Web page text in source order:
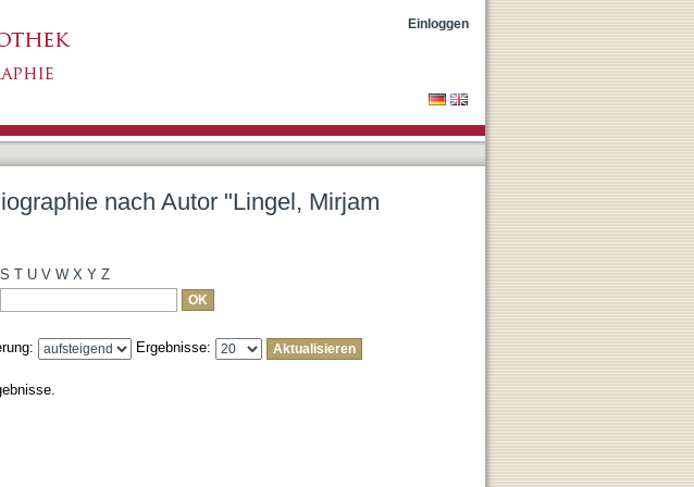
Einloggen
nach Autor "Lingel, Mirjam
S T U V W X Y Z
Ergebnisse: